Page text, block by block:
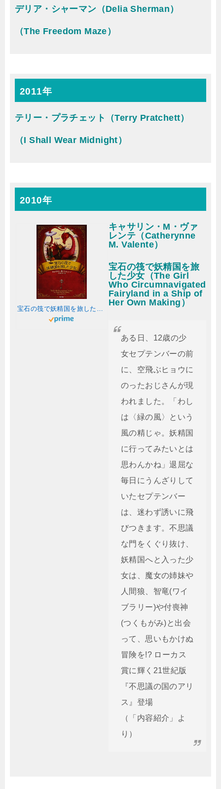
デリア・シャーマン（Delia Sherman）
（The Freedom Maze）
2011年
テリー・プラチェット（Terry Pratchett）
（I Shall Wear Midnight）
2010年
宝石の筏で妖精国を旅した少女 (ハヤカワ文庫 FT ウ 6-1)
キャサリン・M・ヴァ
レンテ（Catherynne
M. Valente）
宝石の筏で妖精国を旅
した少女（The Girl
Who Circumnavigated
Fairyland in a Ship of
Her Own Making）
ある日、12歳の少
女セプテンバーの前
に、空飛ぶヒョウに
のったおじさんが現
われました。「わし
は〈緑の風〉という
風の精じゃ。妖精国
に行ってみたいとは
思わんかね」退屈な
毎日にうんざりして
いたセプテンバー
は、迷わず誘いに飛
びつきます。不思議
な門をくぐり抜け、
妖精国へと入った少
女は、魔女の姉妹や
人間狼、智竜(ワイ
ブラリー)や付喪神
(つくもがみ)と出会
って、思いもかけぬ
冒険を!? ローカス
賞に輝く21世紀版
『不思議の国のアリ
ス』登場
（「内容紹介」よ
り）